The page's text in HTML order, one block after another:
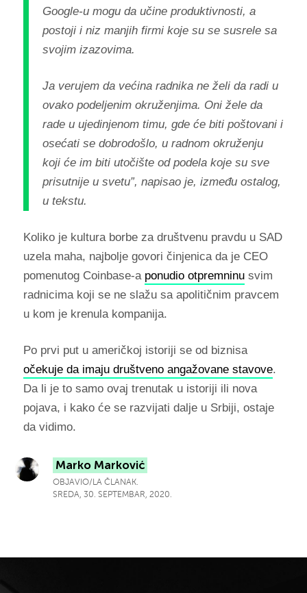
Google-u mogu da učine produktivnosti, a
postoji i niz manjih firmi koje su se susrele sa
svojim izazovima.
Ja verujem da većina radnika ne želi da radi u
ovako podeljenim okruženjima. Oni žele da
rade u ujedinjenom timu, gde će biti poštovani i
osećati se dobrodošlo, u radnom okruženju
koji će im biti utočište od podela koje su sve
prisutnije u svetu”, napisao je, između ostalog,
u tekstu.
Koliko je kultura borbe za društvenu pravdu u SAD
uzela maha, najbolje govori činjenica da je CEO
pomenutog Coinbase-a ponudio otpremninusvim
radnicima koji se ne slažu sa apolitičnim pravcem
u kom je krenula kompanija.
Po prvi put u američkoj istoriji se od biznisa
očekuje da imaju društveno angažovane stavove.
Da li je to samo ovaj trenutak u istoriji ili nova
pojava, i kako će se razvijati dalje u Srbiji, ostaje
da vidimo.
Marko Marković
OBJAVIO/LA ČLANAK.
SREDA, 30. SEPTEMBAR, 2020.